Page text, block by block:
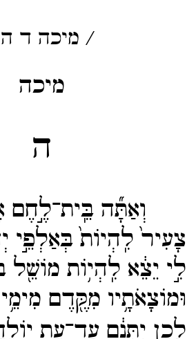
/ מיכה ד ה
מיכה
ה
וְאַתָּ֞ה בֵּֽית־​לֶ֣חֶם
צָעִיר֙ לִֽהְיוֹת֙ בְּאַלְפֵ֣י
לִ֣י יֵצֵ֔א לִֽהְי֥וֹת מוֹשֵׁ֖ל
וּמוֹצָאֹתָ֥יו מִקֶּ֖דֶם
לָכֵ֣ן יִתְּנֵ֔ם עַד־​עֵ֥ת